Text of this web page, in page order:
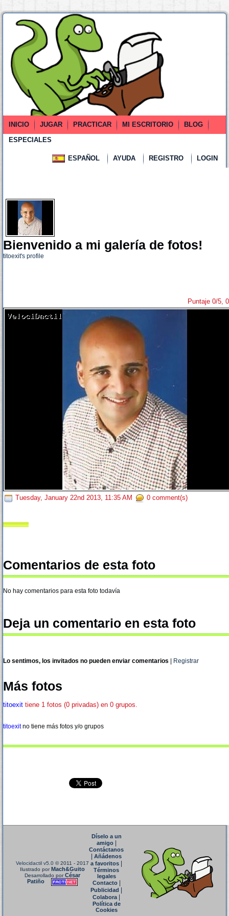
INICIO JUGAR PRACTICAR MI ESCRITORIO
BLOG
ESPECIALES
ESPAÑOL AYUDA REGISTRO LOGIN
Bienvenido a mi galería de fotos!
titoexit's profile
Puntaje 0/5,
Tuesday, January 22nd 2013, 11:35 AM 0 comment(s)
Comentarios de esta foto
No hay comentarios para esta foto todavía
Deja un comentario en esta foto
Lo sentimos, los invitados no pueden enviar comentarios Registrar
Más fotos
titoexit tiene 1 fotos (0 privadas) en 0 grupos.
titoexitno tiene más fotos y/o grupos
Velocidactil v5.0 © 2011 - 2017
Ilustrado porMach&Guito
Desarrollado porCésar
Patiño
Díselo a un
amigo|
Contáctanos
Añádenos
a favoritos
Términos
legales
Contacto|
Publicidad
Colabora|
Política de
Cookies